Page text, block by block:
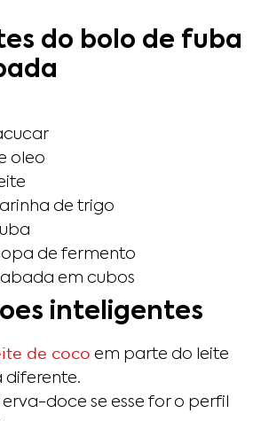
do bolo de fuba
oleo
de trigo
de fermento
em cubos
inteligentes
de coco em parte do leite
diferente.
doce se esse for o perfil